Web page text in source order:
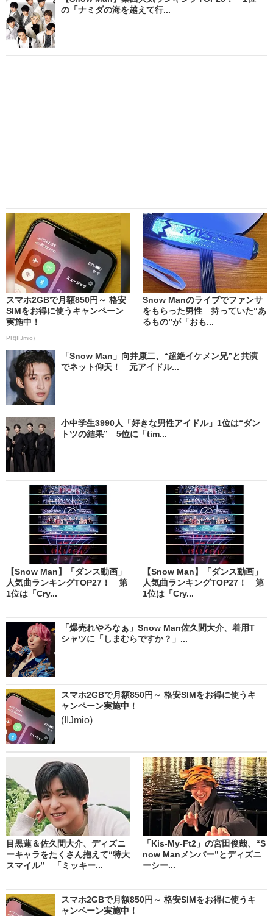
の「ナミダの海を越えて行...
スマホ2GBで月額850円～ 格安
SIMをお得に使うキャンペーン
実施中！
PR(IIJmio)
Snow Manのライブでファンサ
をもらった男性 持っていた“あ
るもの”が「おも...
「Snow Man」向井康二、“超絶イケメン兄”と共演
でネット仰天！ 元アイドル...
小中学生3990人「好きな男性アイドル」1位は“ダン
トツの結果” 5位に「tim...
【Snow Man】「ダンス動画」
人気曲ランキングTOP27！ 第
1位は「Cry...
【Snow Man】「ダンス動画」
人気曲ランキングTOP27！ 第
1位は「Cry...
「爆売れやろなぁ」Snow Man佐久間大介、着用T
シャツに「しまむらですか？」...
スマホ2GBで月額850円～ 格安SIMをお得に使うキ
ャンペーン実施中！
(IIJmio)
目黒蓮＆佐久間大介、ディズニ
ーキャラをたくさん抱えて“特大
スマイル” 「ミッキー...
「Kis-My-Ft2」の宮田俊哉、“S
now Manメンバー”とディズニ
ーシー...
スマホ2GBで月額850円～ 格安SIMをお得に使うキ
ャンペーン実施中！